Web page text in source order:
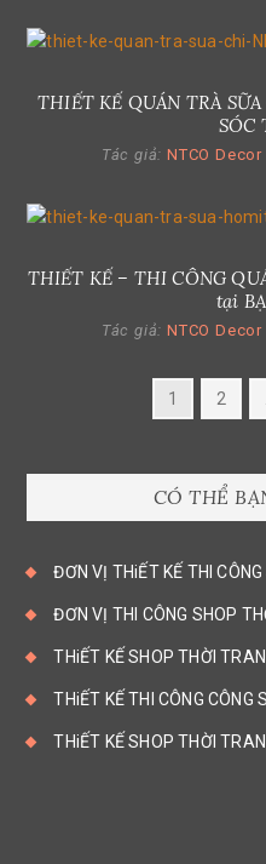
THIẾT KẾ QUÁN TRÀ
SÓC
Tác giả: NTCO Decor
THIẾT KẾ – THI CÔNG
tại
Tác giả: NTCO Decor
Page
1 Page
2
CÓ THỂ
ĐƠN VỊ THiẾT KẾ THI
ĐƠN VỊ THI CÔNG SHOP
THiẾT KẾ SHOP THỜI
THiẾT KẾ THI CÔNG CÔNG
THiẾT KẾ SHOP THỜI